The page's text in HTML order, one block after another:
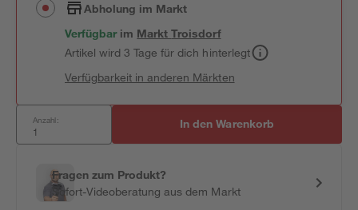
Abholung im Markt
Verfügbar im MarktTroisdorf
Artikel wird 3 Tage für dich hinterlegt
Verfügbarkeit in anderen Märkten
Anzahl: In den Warenkorb
Fragen zum Produkt?
Sofort-Videoberatung aus dem Markt